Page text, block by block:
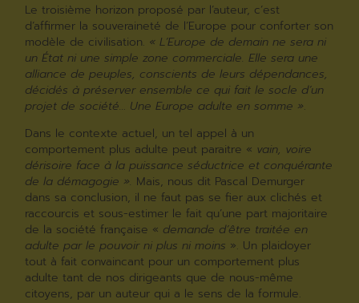
Le troisième horizon proposé par l’auteur, c’est
d’affirmer la souveraineté de l’Europe pour conforter son
modèle de civilisation. « L’Europe de demain ne sera ni
un État ni une simple zone commerciale. Elle sera une
alliance de peuples, conscients de leurs dépendances,
décidés à préserver ensemble ce qui fait le socle d’un
projet de société… Une Europe adulte en somme ».
Dans le contexte actuel, un tel appel à un
comportement plus adulte peut paraitre « vain, voire
dérisoire face à la puissance séductrice et conquérante
de la démagogie ». Mais, nous dit Pascal Demurger
dans sa conclusion, il ne faut pas se fier aux clichés et
raccourcis et sous-estimer le fait qu’une part majoritaire
de la société française « demande d’être traitée en
adulte par le pouvoir ni plus ni moins ». Un plaidoyer
tout à fait convaincant pour un comportement plus
adulte tant de nos dirigeants que de nous-même
citoyens, par un auteur qui a le sens de la formule.